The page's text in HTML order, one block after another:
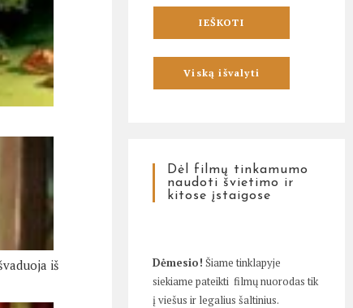
iš
Dėl filmų tinkamumo
naudoti švietimo ir
kitose įstaigose
Dėmesio! Šiame tinklapyje
siekiame pateikti filmų nuorodas tik
į viešus ir legalius šaltinius.